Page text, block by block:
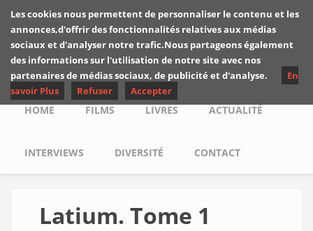
Skip to main content
Les critiques de
Yuyine
Main menu
HOME FILMS LIVRES ACTUALITÉ
INTERVIEWS DIVERSITÉ CONTACT
Latium. Tome 1
Les cookies nous permettent de personnaliser le contenu et les
annonces,d'offrir des fonctionnalités relatives aux médias
sociaux et d'analyser notre trafic.Nous partageons également
des informations sur l'utilisation de notre site avec nos
partenaires de médias sociaux, de publicité et d'analyse.
En
savoir Plus
Refuser Accepter